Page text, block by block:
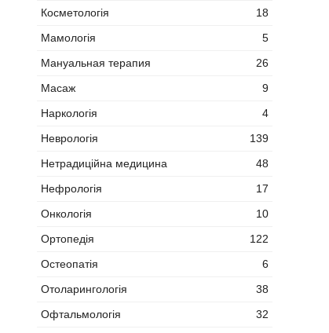
Косметологія
18
Мамологія
5
Мануальная терапия
26
Масаж
9
Наркологія
4
Неврологія
139
Нетрадиційна медицина
48
Нефрологія
17
Онкологія
10
Ортопедія
122
Остеопатія
6
Отоларингологія
38
Офтальмологія
32